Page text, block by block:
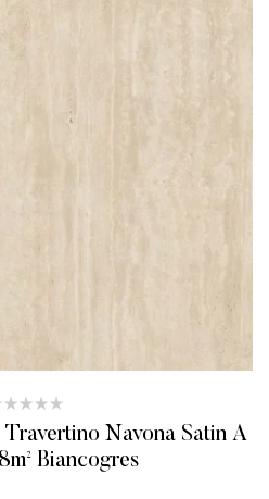
Navona Satin A
Biancogres